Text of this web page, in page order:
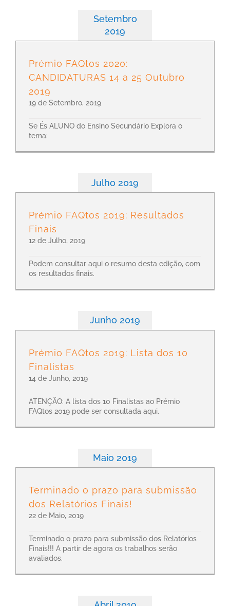
Setembro
2019
Prémio FAQtos 2020:
CANDIDATURAS 14 a 25 Outubro
2019
19 de Setembro, 2019
Se És ALUNO do Ensino Secundário Explora o
tema:
Julho 2019
Prémio FAQtos 2019: Resultados
Finais
12 de Julho, 2019
Podem consultar aqui o resumo desta edição, com
os resultados finais.
Junho 2019
Prémio FAQtos 2019: Lista dos 10
Finalistas
14 de Junho, 2019
ATENÇÃO: A lista dos 10 Finalistas ao Prémio
FAQtos 2019 pode ser consultada aqui.
Maio 2019
Terminado o prazo para submissão
dos Relatórios Finais!
22 de Maio, 2019
Terminado o prazo para submissão dos Relatórios
Finais!!! A partir de agora os trabalhos serão
avaliados.